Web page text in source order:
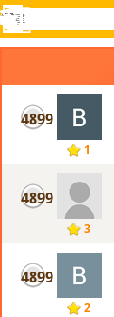
樂和遊
搜
尋
登入
功
4899
1
4899
3
4899
2